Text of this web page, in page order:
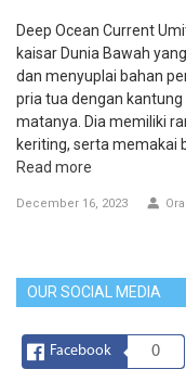
Deep Ocean Current
kaisar Dunia Bawah
dan menyuplai bahan
pria tua dengan
matanya. Dia memiliki
keriting, serta memakai
Read more
December 16, 2023
OUR SOCIAL MEDIA
Facebook 0